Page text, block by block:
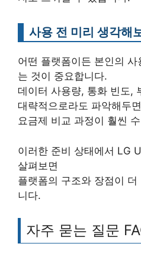
사용 전 미리 생각해
어떤 플랫폼이든 본인의
는 것이 중요합니다.
데이터 사용량, 통화 빈도,
대략적으로라도 파악해두면
요금제 비교 과정이 훨씬
이러한 준비 상태에서 LG
살펴보면
플랫폼의 구조와 장점이
니다.
자주 묻는 질문